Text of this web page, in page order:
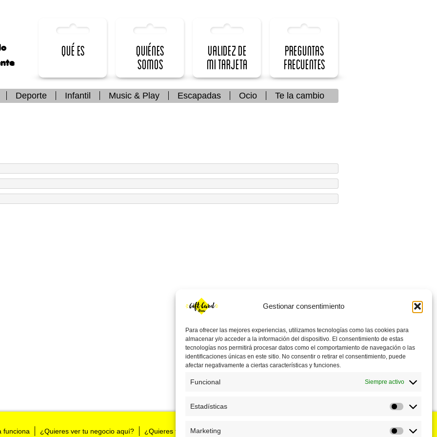
Gestionar consentimiento
Para ofrecer las mejores experiencias, utilizamos tecnologías como las cookies para
almacenar y/o acceder a la información del dispositivo. El consentimiento de estas
tecnologías nos permitirá procesar datos como el comportamiento de navegación o las
identificaciones únicas en este sitio. No consentir o retirar el consentimiento, puede
afectar negativamente a ciertas características y funciones.
Funcional Siempre activo
Estadísticas
Marketing
Marketing
Qué es
Quiénes
somos
Validez de
mi Tarjeta
Preguntas
frecuentes
Deporte Infantil Music & Play Escapadas Ocio Te la cambio
funciona ¿Quieres ver tu negocio aquí? ¿Quieres tenernos en tu negocio?